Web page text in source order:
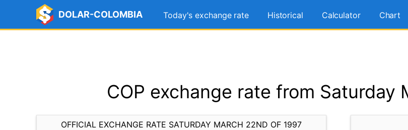
DOLAR-COLOMBIA Today's exchange rate Historical Calculator Chart
COP exchange rate from Saturday
OFFICIAL EXCHANGE RATE SATURDAY MARCH 22ND OF 1997